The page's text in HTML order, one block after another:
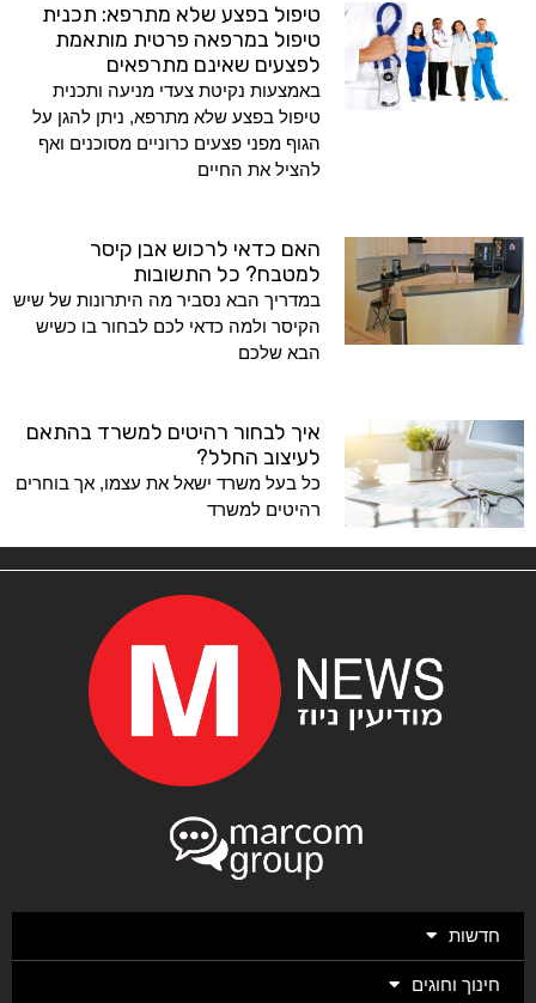
טיפול בפצע שלא מתרפא: תכנית
טיפול במרפאה פרטית מותאמת
לפצעים שאינם מתרפאים
באמצעות נקיטת צעדי מניעה ותכנית
טיפול בפצע שלא מתרפא, ניתן להגן על
הגוף מפני פצעים כרוניים מסוכנים ואף
להציל את החיים
האם כדאי לרכוש אבן קיסר
למטבח? כל התשובות
במדריך הבא נסביר מה היתרונות של שיש
הקיסר ולמה כדאי לכם לבחור בו כשיש
הבא שלכם
איך לבחור רהיטים למשרד בהתאם
לעיצוב החלל?
כל בעל משרד ישאל את עצמו, אך בוחרים
רהיטים למשרד
חדשות
חינוך וחוגים